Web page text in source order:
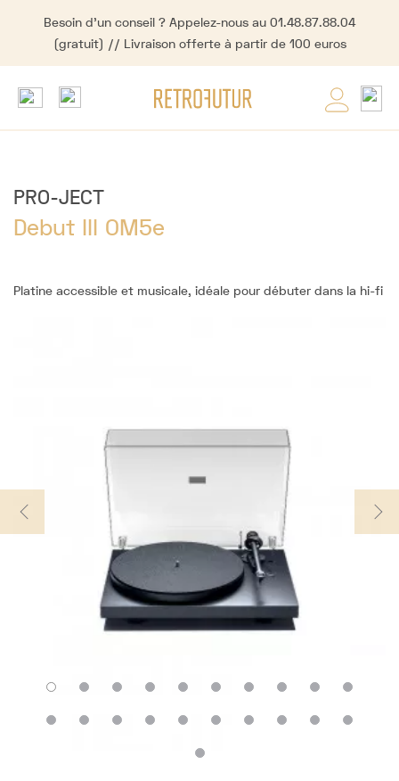
Besoin d'un conseil ? Appelez-nous au 01.48.87.88.04
(gratuit) // Livraison offerte à partir de 100 euros
PRO-JECT
Debut III OM5e
Platine accessible et musicale, idéale pour débuter dans la hi-fi